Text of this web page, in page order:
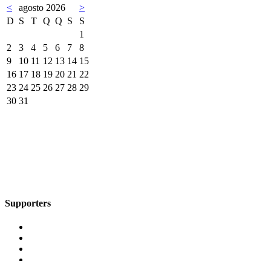
< agosto 2026
>
D S T Q Q S
S
1
2
3 4 5 6 7
8
9
10 11 12 13 14 15
16 17 18 19 20 21 22
23 24 25 26 27 28 29
30 31
Supporters